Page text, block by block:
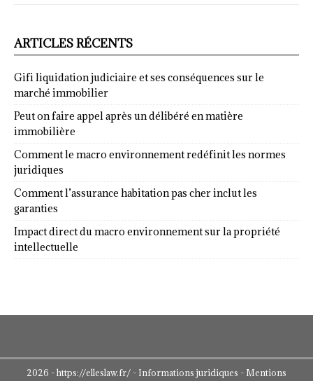
ARTICLES RÉCENTS
Gifi liquidation judiciaire et ses conséquences sur le
marché immobilier
Peut on faire appel après un délibéré en matière
immobilière
Comment le macro environnement redéfinit les normes
juridiques
Comment l’assurance habitation pas cher inclut les
garanties
Impact direct du macro environnement sur la propriété
intellectuelle
2026 - https://elleslaw.fr/ - Informations juridiques - Mentions